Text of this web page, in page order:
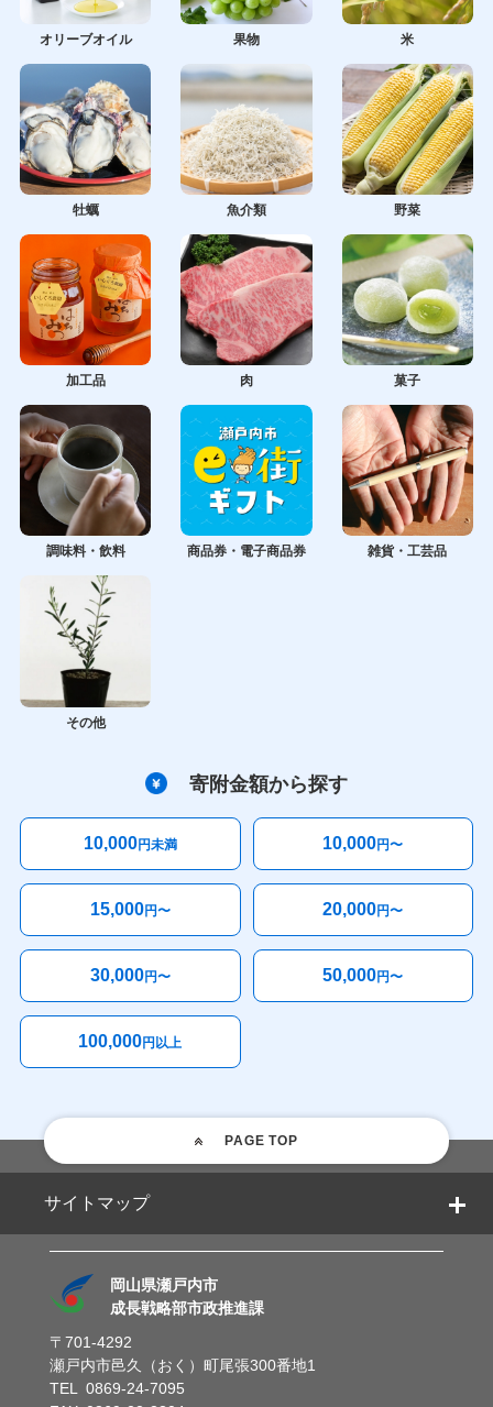
オリーブオイル 果物 米
牡蠣 魚介類 野菜
加工品 肉 菓子
調味料・飲料 商品券・電子商品券 雑貨・工芸品
その他
寄附金額から探す
10,000円未満 10,000円〜
15,000円〜 20,000円〜
30,000円〜 50,000円〜
100,000円以上
PAGE TOP
サイトマップ
岡山県瀬戸内市
成長戦略部市政推進課
〒701-4292
瀬戸内市邑久（おく）町尾張300番地1
TEL 0869-24-7095